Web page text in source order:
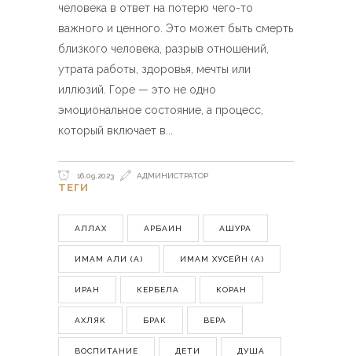
человека в ответ на потерю чего-то
важного и ценного. Это может быть смерть
близкого человека, разрыв отношений,
утрата работы, здоровья, мечты или
иллюзий. Горе — это не одно
эмоциональное состояние, а процесс,
который включает в
16.09.2023 АДМИНИСТРАТОР
ТЕГИ
АЛЛАХ АРБАИН АШУРА
ИМАМ АЛИ (А) ИМАМ ХУСЕЙН (А)
ИРАН КЕРБЕЛА КОРАН
АХЛЯК БРАК ВЕРА
ВОСПИТАНИЕ ДЕТИ ДУША